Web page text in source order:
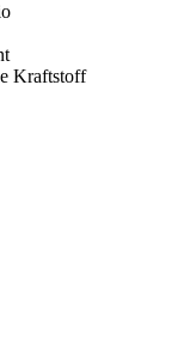
Kraftstoff